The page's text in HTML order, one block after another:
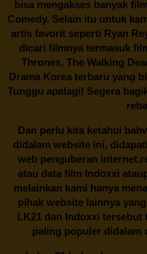
bisa mengakses banyak
Comedy. Selain itu untuk
artis favorit seperti Ryan
dicari filmnya termasuk
Thrones, The Walking
Drama Korea terbaru yang
Tunggu apalagi! Segera
Dan perlu kita ketahui
didalam website ini,
web penguberan internet.
atau data film Indoxxi
melainkan kami hanya
pihak website lainnya
LK21 dan Indoxxi tersebut
paling populer didalam